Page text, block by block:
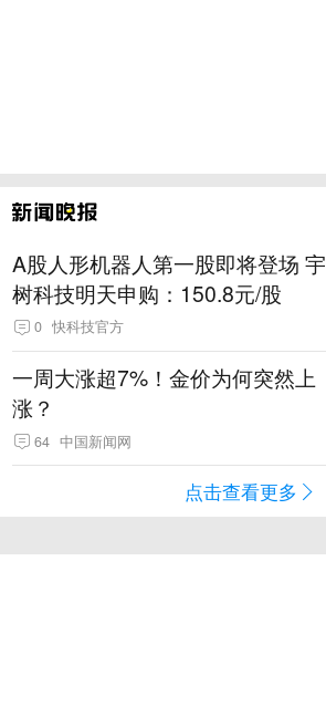
A股人形机器人第一股即将登场 宇
树科技明天申购：150.8元/股
0 快科技官方
一周大涨超7%！金价为何突然上
涨？
64 中国新闻网
点击查看更多